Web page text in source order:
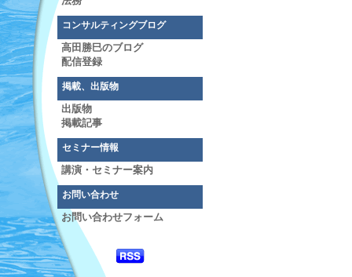
コンサルティングブログ
高田勝巳のブログ
配信登録
掲載、出版物
出版物
掲載記事
セミナー情報
講演・セミナー案内
お問い合わせ
お問い合わせフォーム